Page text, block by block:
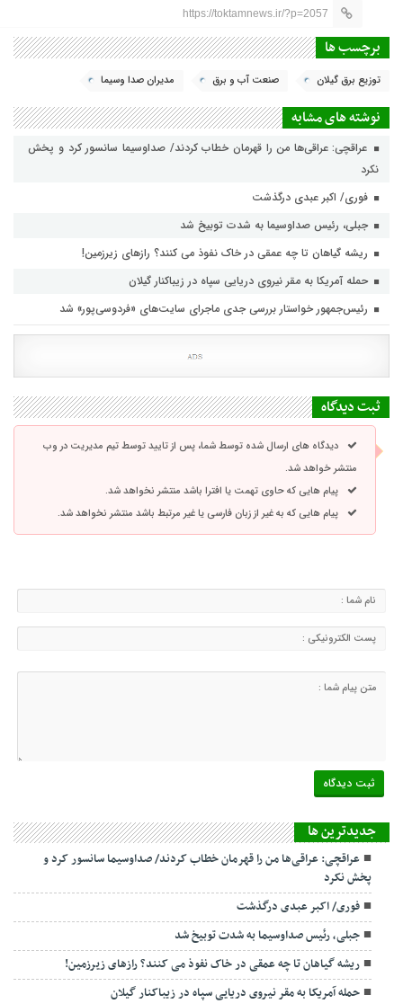
https://toktamnews.ir/?p=2057
برچسب ها
توزیع برق گیلان صنعت آب و برق مدیران صدا وسیما
نوشته های مشابه
عراقچی: عراقی‌ها من را قهرمان خطاب کردند/ صداوسیما سانسور کرد و پخش
نکرد
فوری/ اکبر عبدی درگذشت
جبلی، رئیس صداوسیما به شدت توبیخ شد
ریشه گیاهان تا چه عمقی در خاک نفوذ می کنند؟ رازهای زیرزمین!
حمله آمریکا به مقر نیروی دریایی سپاه در زیباکنار گیلان
رئیس‌جمهور خواستار بررسی جدی ماجرای سایت‌های «فردوسی‌پور» شد
ثبت دیدگاه
دیدگاه های ارسال شده توسط شما، پس از تایید توسط تیم مدیریت در وب
منتشر خواهد شد.
پیام هایی که حاوی تهمت یا افترا باشد منتشر نخواهد شد.
پیام هایی که به غیر از زبان فارسی یا غیر مرتبط باشد منتشر نخواهد شد.
جديدترين ها
عراقچی: عراقی‌ها من را قهرمان خطاب کردند/ صداوسیما سانسور کرد و
پخش نکرد
فوری/ اکبر عبدی درگذشت
جبلی، رئیس صداوسیما به شدت توبیخ شد
ریشه گیاهان تا چه عمقی در خاک نفوذ می کنند؟ رازهای زیرزمین!
حمله آمریکا به مقر نیروی دریایی سپاه در زیباکنار گیلان